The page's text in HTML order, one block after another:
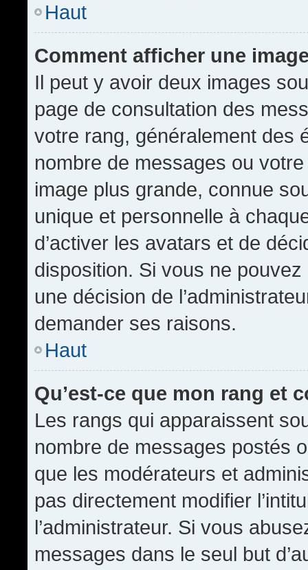
Haut
Comment afficher une
Il peut y avoir deux images
page de consultation des
votre rang, généralement des
nombre de messages ou
image plus grande, connue
unique et personnelle à
d’activer les avatars et de
disposition. Si vous ne pouvez
une décision de
demander ses raisons.
Haut
Qu’est-ce que mon rang et
Les rangs qui apparaissent
nombre de messages postés
que les modérateurs et
pas directement modifier
l’administrateur. Si vous
messages dans le seul but